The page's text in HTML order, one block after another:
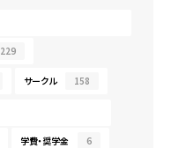
229
サークル 158
学費・奨学金 6